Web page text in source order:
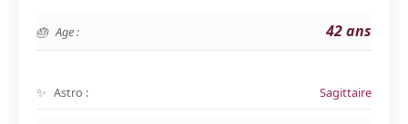
Age : 42 ans
Astro : Sagittaire